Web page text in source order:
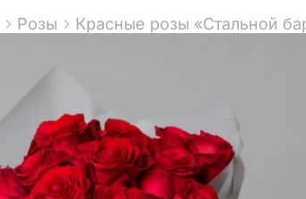
Розы Красные розы «Стальной